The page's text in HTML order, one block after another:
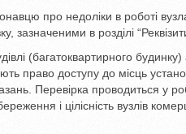
про недоліки в роботі
зазначеними в розділі
(багатоквартирного
право доступу до місць
Перевірка проводиться у
і цілісність вузлів